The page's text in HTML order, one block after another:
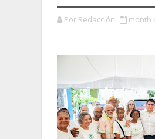
Por Redacción month